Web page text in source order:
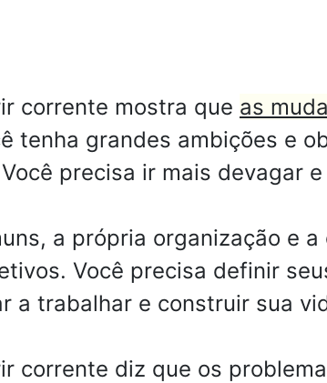
corrente mostra que as
tenha grandes ambições e
precisa ir mais devagar
a própria organização e
Você precisa definir
a trabalhar e construir sua
corrente diz que os